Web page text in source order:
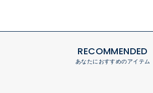
RECOMMENDED
あなたにおすすめのアイテム